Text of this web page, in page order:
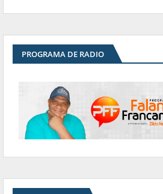
PROGRAMA DE RADIO